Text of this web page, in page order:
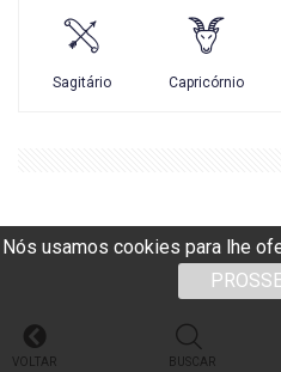
Nós usamos cookies para lhe
VOLTAR BUSCAR